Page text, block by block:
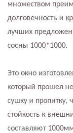
множеством
долговечность и
лучших
сосны 1000*1000.
Это окно
который прошел
сушку и пропитку,
стойкость к
составляют